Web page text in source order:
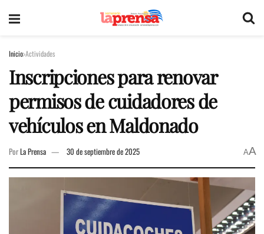
Inicio Actividades
Inscripciones para renovar
permisos de cuidadores de
vehículos en Maldonado
PorLa Prensa 30 de septiembre de 2025 AA